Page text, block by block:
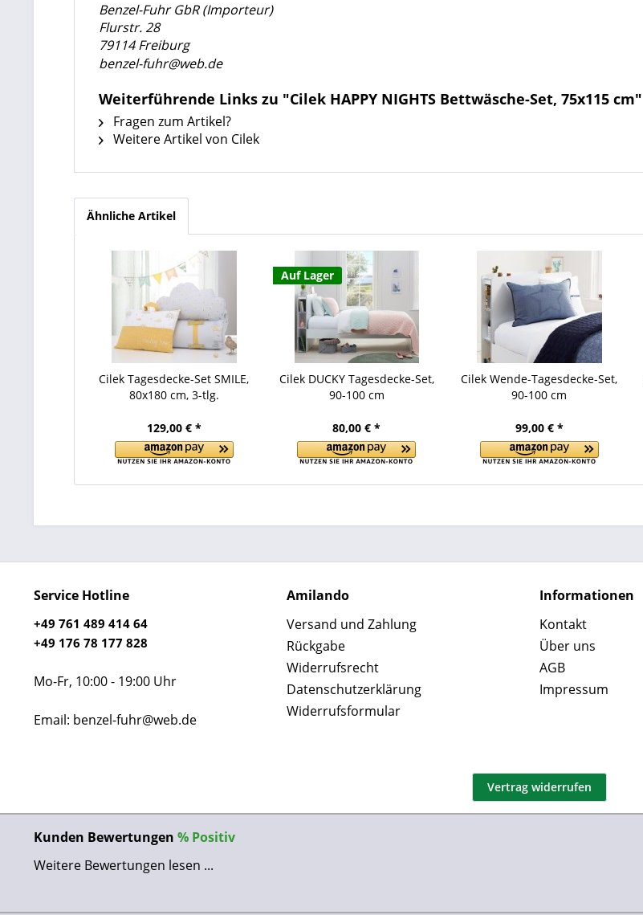
Benzel-Fuhr GbR (Importeur)
Flurstr. 28
79114 Freiburg
benzel-fuhr@web.de
Weiterführende Links zu "Cilek HAPPY NIGHTS Bettwäsche-Set, 75x115 cm"
Fragen zum Artikel?
Weitere Artikel von Cilek
Ähnliche Artikel
Cilek Tagesdecke-Set SMILE,
80x180 cm, 3-tlg.
129,00 € *
Auf Lager
Cilek DUCKY Tagesdecke-Set,
90-100 cm
80,00 € *
Cilek Wende-Tagesdecke-Set,
90-100 cm
99,00 € *
Service Hotline
+49 761 489 414 64
+49 176 78 177 828
Mo-Fr, 10:00 - 19:00 Uhr
Email: benzel-fuhr@web.de
Amilando
Versand und Zahlung
Rückgabe
Widerrufsrecht
Datenschutzerklärung
Widerrufsformular
Informationen
Kontakt
Über uns
AGB
Impressum
Vertrag widerrufen
Kunden Bewertungen % Positiv
Weitere Bewertungen lesen ...